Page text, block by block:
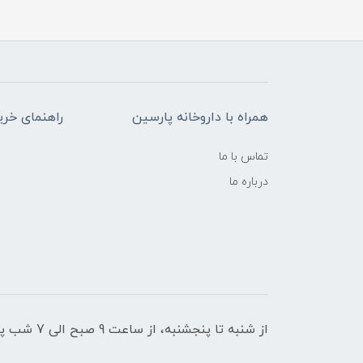
همراه با داروخانه پارسین
تماس با ما
درباره ما
راهنمای
از شنبه تا پنجشنبه، از ساعت 9 صبح الی 7 شب پاسخگوی شما هستیم